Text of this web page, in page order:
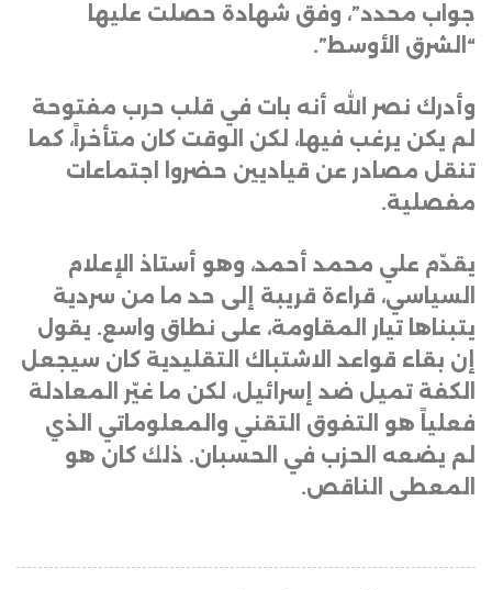
جواب محدد”، وفق شهادة حصلت عليها
“الشرق الأوسط”.
وأدرك نصر الله أنه بات في قلب حرب مفتوحة
لم يكن يرغب فيها، لكن الوقت كان متأخراً، كما
تنقل مصادر عن قياديين حضروا اجتماعات
مفصلية.
يقدّم علي محمد أحمد، وهو أستاذ الإعلام
السياسي، قراءة قريبة إلى حد ما من سردية
يتبناها تيار المقاومة، على نطاق واسع. يقول
إن بقاء قواعد الاشتباك التقليدية كان سيجعل
الكفة تميل ضد إسرائيل، لكن ما غيّر المعادلة
فعلياً هو التفوق التقني والمعلوماتي الذي
لم يضعه الحزب في الحسبان. ذلك كان هو
المعطى الناقص.